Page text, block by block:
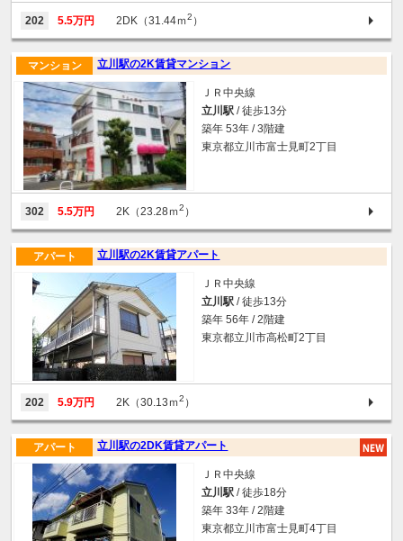
202 5.5万円 2DK（31.44ｍ2 ）
立川駅の2K賃貸マンション
マンション
ＪＲ中央線
立川駅 / 徒歩13分
築年 53年 / 3階建
東京都立川市富士見町2丁目
302 5.5万円 2K（23.28ｍ2 ）
立川駅の2K賃貸アパート
アパート
ＪＲ中央線
立川駅 / 徒歩13分
築年 56年 / 2階建
東京都立川市高松町2丁目
202 5.9万円 2K（30.13ｍ2 ）
立川駅の2DK賃貸アパート
アパート
ＪＲ中央線
立川駅 / 徒歩18分
築年 33年 / 2階建
東京都立川市富士見町4丁目